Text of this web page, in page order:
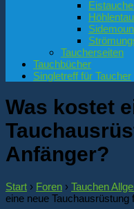
Taucherseiten
Tauchbücher
Singletreff für Taucher
Was kostet
Anfänger?
Start › Foren › Tauchen
eine neue Tauchausrüstung